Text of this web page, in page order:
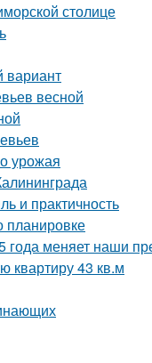
столице
вариант
весной
урожая
и практичность
планировке
года меняет наши
квартиру 43 кв.м